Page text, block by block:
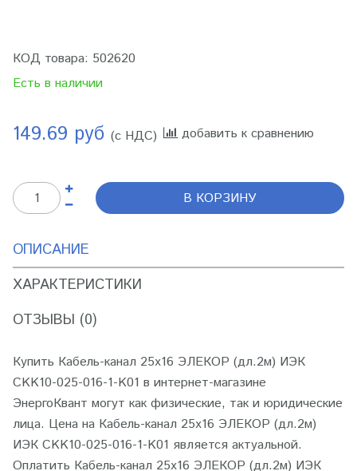
КОД товара: 502620
Есть в наличии
149.69 руб (с НДС) добавить к сравнению
В КОРЗИНУ
ОПИСАНИЕ
ХАРАКТЕРИСТИКИ
ОТЗЫВЫ (0)
Купить Кабель-канал 25х16 ЭЛЕКОР (дл.2м) ИЭК
CKK10-025-016-1-K01 в интернет-магазине
ЭнергоКвант могут как физические, так и юридические
лица. Цена на Кабель-канал 25х16 ЭЛЕКОР (дл.2м)
ИЭК CKK10-025-016-1-K01 является актуальной.
Оплатить Кабель-канал 25х16 ЭЛЕКОР (дл.2м) ИЭК